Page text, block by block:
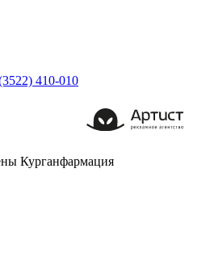
410-010
Курганфармация